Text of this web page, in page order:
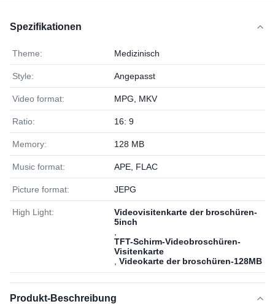
Spezifikationen
Theme: Medizinisch
Style: Angepasst
Video format: MPG, MKV
Ratio: 16: 9
Memory: 128 MB
Music format: APE, FLAC
Picture format: JEPG
High Light:
Videovisitenkarte der broschüren-
5inch
TFT-Schirm-Videobroschüren-
Visitenkarte
Videokarte der broschüren-128MB
Produkt-Beschreibung